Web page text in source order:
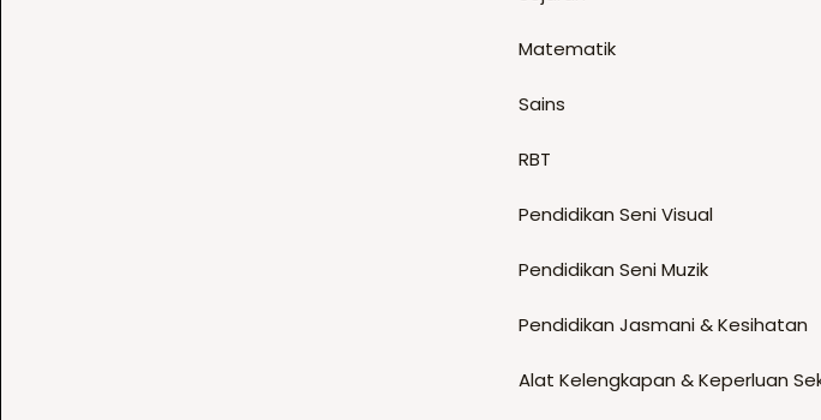
Matematik
Sains
RBT
Pendidikan Seni Visual
Pendidikan Seni Muzik
Pendidikan Jasmani & Kesihatan
Alat Kelengkapan & Keperluan